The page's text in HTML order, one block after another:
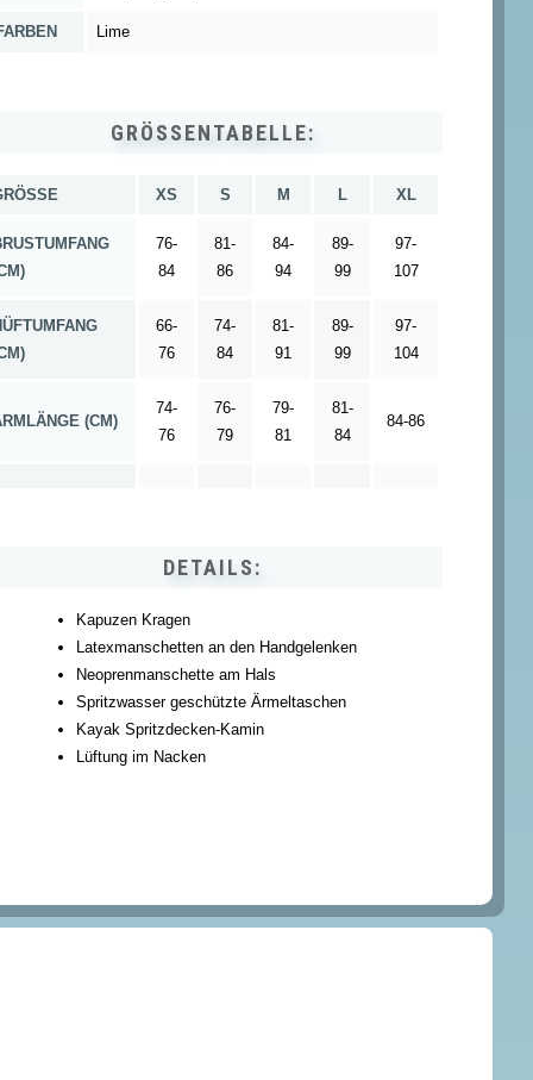
Lime
GRÖSSENTABELLE:
XS S M L XL
76-
84
81-
86
84-
94
89-
99
97-
107
)
66-
76
74-
84
81-
91
89-
99
97-
104
(CM)
74-
76
76-
79
79-
81
81-
84
84-86
DETAILS:
Kapuzen Kragen
Latexmanschetten an den Handgelenken
Neoprenmanschette am Hals
Spritzwasser geschützte Ärmeltaschen
Kayak Spritzdecken-Kamin
Lüftung im Nacken